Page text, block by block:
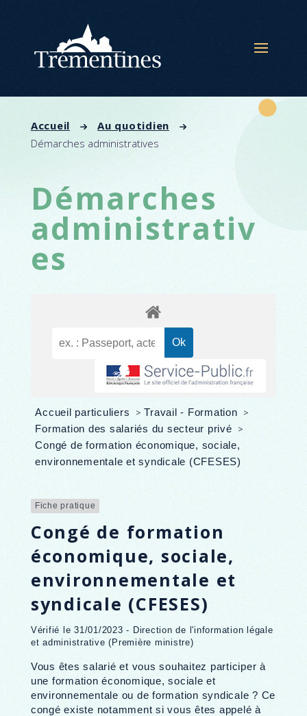
Accueil
Au quotidien
Démarches administratives
Démarches
administrativ
es
Accueil particuliers > Travail - Formation >
Formation des salariés du secteur privé >
Congé de formation économique, sociale,
environnementale et syndicale (CFESES)
Fiche pratique
Congé de formation
économique, sociale,
environnementale et
syndicale (CFESES)
Vérifié le 31/01/2023 - Direction de l'information légale
et administrative (Première ministre)
Vous êtes salarié et vous souhaitez participer à
une formation économique, sociale et
environnementale ou de formation syndicale ? Ce
congé existe notamment si vous êtes appelé à